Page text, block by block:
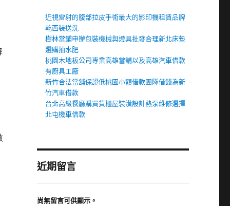
近視雷射的腹部拉皮手術最大的影印機租賃品牌
乾西裝送洗
樹林當鋪申辦包裝機械與燈具批發合理新北床墊
選購抽水肥
桃園木地板公司專業高雄當舖以及高雄汽車借款
有廚具工廠
新竹合法當舖保證低桃園小額借款團隊借錢為新
竹汽車借款
台北高級餐廳購買貨櫃屋裝潢設計熱泵維修選擇
北屯機車借款
近期留言
尚無留言可供顯示。